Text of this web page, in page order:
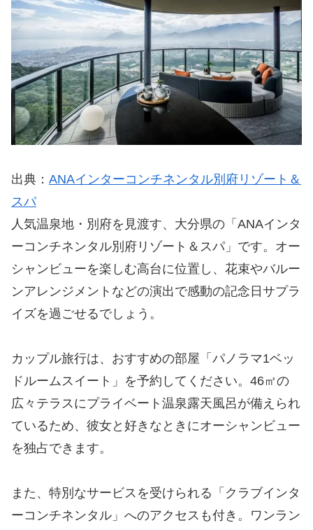
出典： ANAインターコンチネンタル別府リゾート＆
スパ
人気温泉地・別府を見渡す、大分県の「ANAインタ
ーコンチネンタル別府リゾート＆スパ」です。オー
シャンビューを楽しむ高台に位置し、花束やバルー
ンアレンジメントなどの演出で感動の記念日サプラ
イズを過ごせるでしょう。
カップル旅行は、おすすめの部屋「パノラマ1ベッ
ドルームスイート」を予約してください。46㎡の
広々テラスにプライベート温泉露天風呂が備えられ
ているため、彼女と好きなときにオーシャンビュー
を独占できます。
また、特別なサービスを受けられる「クラブインタ
ーコンチネンタル」へのアクセスも付き。ワンラン